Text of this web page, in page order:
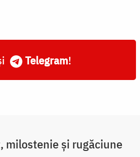
Telegram!
milostenie și rugăciune